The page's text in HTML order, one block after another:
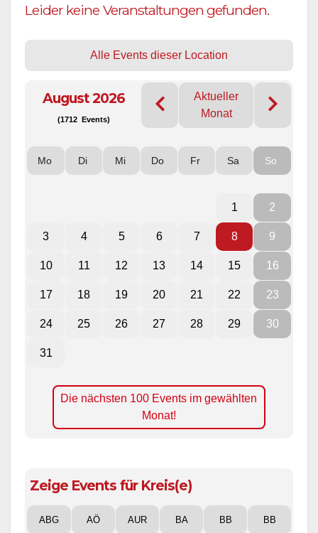
Leider keine Veranstaltungen gefunden.
Alle Events dieser Location
August 2026
(1712 Events)
Aktueller
Monat
Mo Di Mi Do Fr Sa So
1 2
3 4 5 6 7 8 9
10 11 12 13 14 15 16
17 18 19 20 21 22 23
24 25 26 27 28 29 30
31
Die nächsten 100 Events im gewählten
Monat!
Zeige Events für Kreis(e)
ABG AÖ AUR BA BB BB